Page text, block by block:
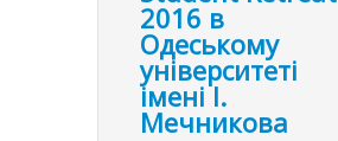
2016 в
Одеському
університеті
імені І.
Мечникова